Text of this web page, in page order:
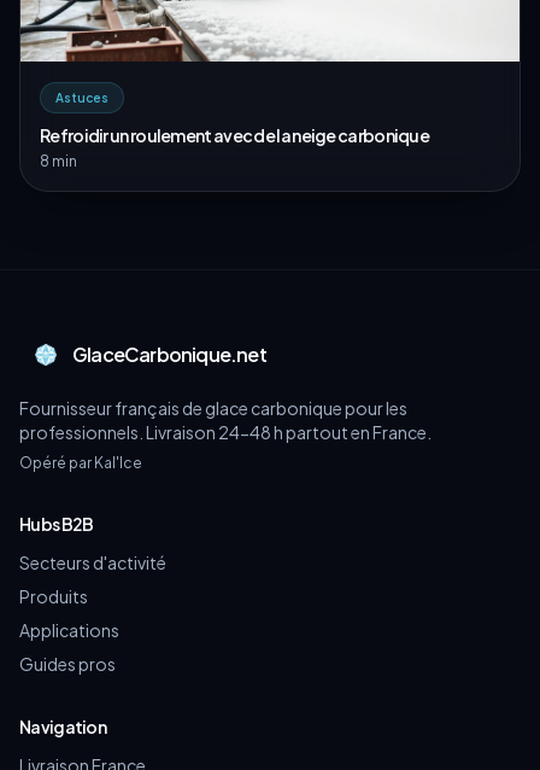
Astuces
Refroidir un roulement avec de la neige carbonique
8 min
GlaceCarbonique.net
Fournisseur français de glace carbonique pour les
professionnels. Livraison 24-48 h partout en France.
Opéré par Kal'Ice
Hubs B2B
Secteurs d'activité
Produits
Applications
Guides pros
Navigation
Livraison France